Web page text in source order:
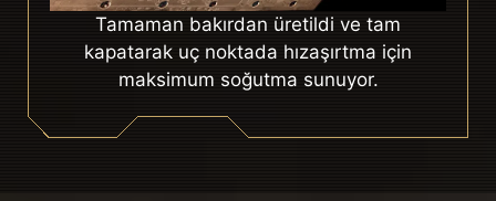
Tamaman bakırdan üretildi ve tam
kapatarak uç noktada hızaşırtma için
maksimum soğutma sunuyor.